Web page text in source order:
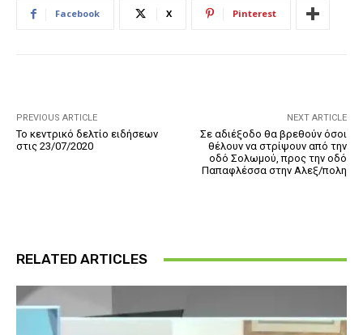
Facebook X Pinterest
PREVIOUS ARTICLE
Το κεντρικό δελτίο ειδήσεων
στις 23/07/2020
NEXT ARTICLE
Σε αδιέξοδο θα βρεθούν όσοι
θέλουν να στρίψουν από την
οδό Σολωμού, προς την οδό
Παπαφλέσσα στην Αλεξ/πολη
RELATED ARTICLES